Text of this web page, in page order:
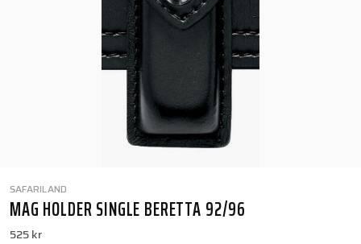
SAFARILAND
MAG HOLDER SINGLE BERETTA 92/96
525 kr